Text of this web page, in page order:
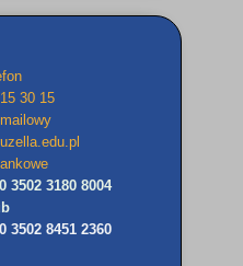
30 15
3502 3180 8004
3502 8451 2360